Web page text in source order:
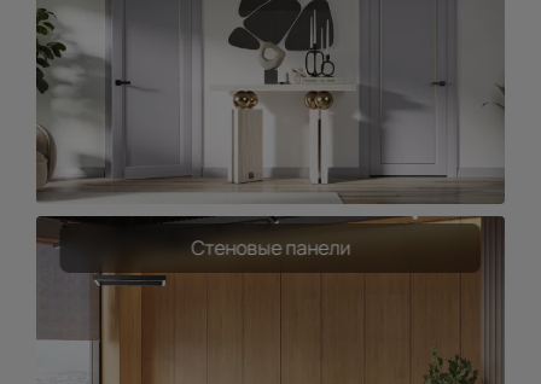
Стеновые панели